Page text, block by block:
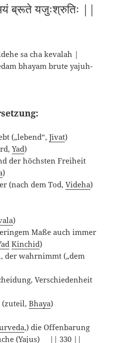
ब्रूते यजुःश्रुतिः ||
sa cha kevalah |
bhayam brute yajuh-
(„lebend“,Jivat)
Yad)
der höchsten Freiheit
)
(nach dem Tod,Videha)
)
Maße auch immer
Kinchid)
der wahrnimmt („dem
Verschiedenheit
(zuteil,Bhaya)
,) die Offenbarung
(Yajus) || 330 ||